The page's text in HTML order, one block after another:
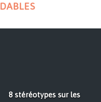
8 stéréotypes sur les